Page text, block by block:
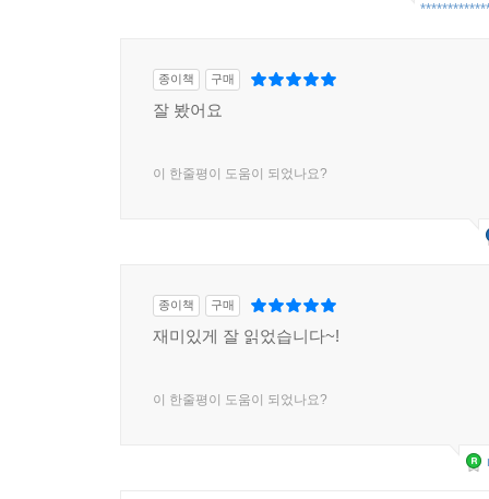
종이책 구매
잘 봤어요
이 한줄평이 도움이 되었나요?
종이책 구매
재미있게 잘 읽었습니다~!
이 한줄평이 도움이 되었나요?